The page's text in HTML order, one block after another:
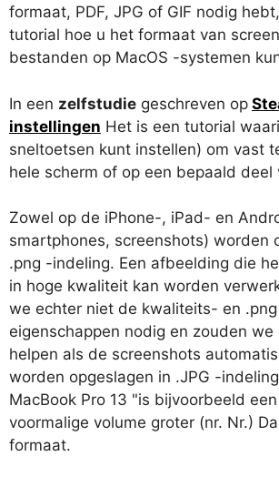
formaat, PDF, JPG of GIF nodig
tutorial hoe u het formaat van
bestanden op MacOS -systemen
In een zelfstudie geschreven op
instellingen Het is een tutorial
sneltoetsen kunt instellen) om vast
hele scherm of op een bepaald deel
Zowel op de iPhone-, iPad- en
smartphones, screenshots) worden
.png -indeling. Een afbeelding die
in hoge kwaliteit kan worden
we echter niet de kwaliteits- en
eigenschappen nodig en zouden we
helpen als de screenshots
worden opgeslagen in .JPG -
MacBook Pro 13 "is bijvoorbeeld
voormalige volume groter (nr. Nr.)
formaat.